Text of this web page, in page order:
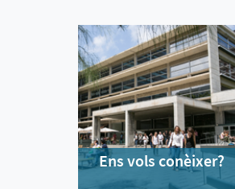
Ens vols conèixer?